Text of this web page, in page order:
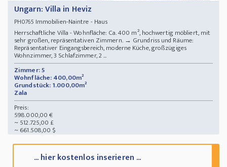
Ungarn: Villa in Heviz
PH0765 Immobilien-Naintre - Haus
Herrschaftliche Villa - Wohnfläche: Ca. 400 m², hochwertig möbliert, mit
sehr großen, repräsentativen Zimmern. → Grundriss und Räume:
Repräsentativer Eingangsbereich, moderne Küche, großzügiges
Wohnzimmer, 3 Schlafzimmer, 2 ...
Zimmer: 5
Wohnfläche: 400,00m²
Grundstück: 1.000,00m²
Zala
Preis:
598.000,00 €
~ 512.725,00 £
~ 661.508,00 $
... hier kostenlos inserieren ...